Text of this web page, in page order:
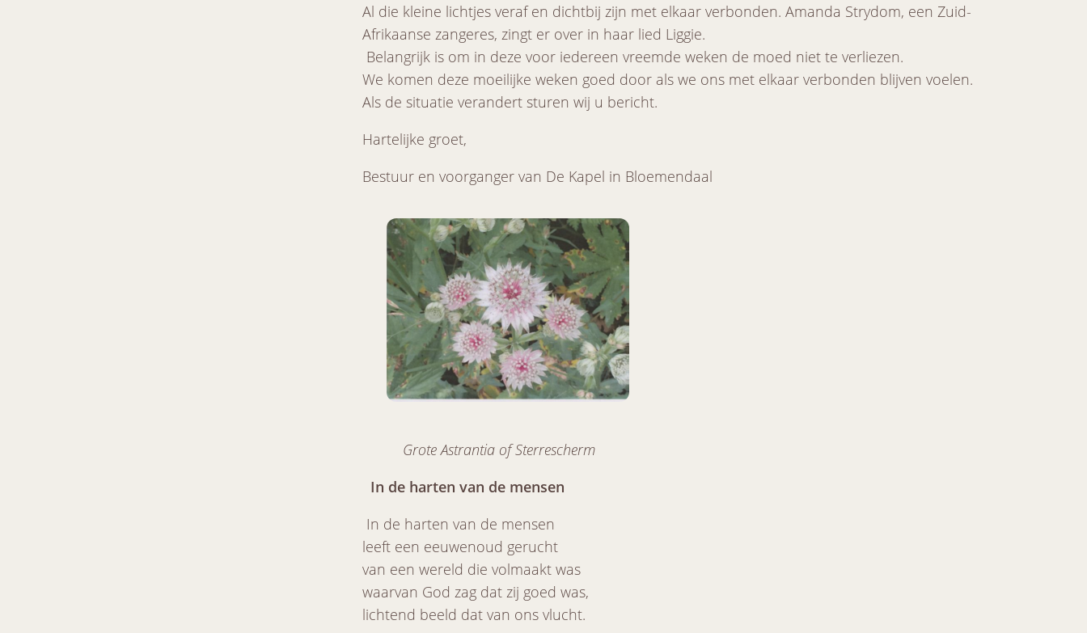
Al die kleine lichtjes veraf en dichtbij zijn met elkaar verbonden. Amanda Strydom, een Zuid-
Afrikaanse zangeres, zingt er over in haar lied Liggie.
Belangrijk is om in deze voor iedereen vreemde weken de moed niet te verliezen.
We komen deze moeilijke weken goed door als we ons met elkaar verbonden blijven voelen.
Als de situatie verandert sturen wij u bericht.
Hartelijke groet,
Bestuur en voorganger van De Kapel in Bloemendaal
Grote Astrantia of Sterrescherm
In de harten van de mensen
In de harten van de mensen
leeft een eeuwenoud gerucht
van een wereld die volmaakt was
waarvan God zag dat zij goed was,
lichtend beeld dat van ons vlucht.